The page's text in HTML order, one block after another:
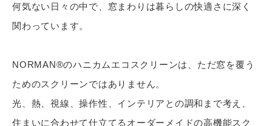
何気ない日々の中で、窓まわりは暮らしの快適さに深く
関わっています。
NORMAN®のハニカムエコスクリーンは、ただ窓を覆う
ためのスクリーンではありません。
光、熱、視線、操作性、インテリアとの調和まで考え、
住まいに合わせて仕立てるオーダーメイドの高機能スク